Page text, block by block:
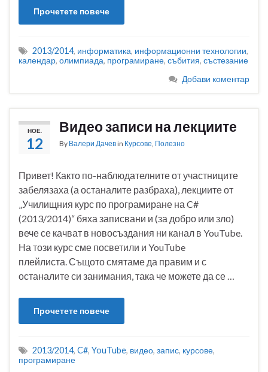
Прочетете повече
2013/2014, информатика, информационни технологии,
календар, олимпиада, програмиране, събития, състезание
Добави коментар
НОЕ.
12
Видео записи на лекциите
By Валери Дачевin Курсове, Полезно
Привет! Както по-наблюдателните от участниците
забелязаха (а останалите разбраха), лекциите от
„Училищния курс по програмиране на C#
(2013/2014)“ бяха записвани и (за добро или зло)
вече се качват в новосъздания ни канал в YouTube.
На този курс сме посветили и YouTube
плейлиста. Същото смятаме да правим и с
останалите си занимания, така че можете да се …
Прочетете повече
2013/2014, C#, YouTube, видео, запис, курсове,
програмиране